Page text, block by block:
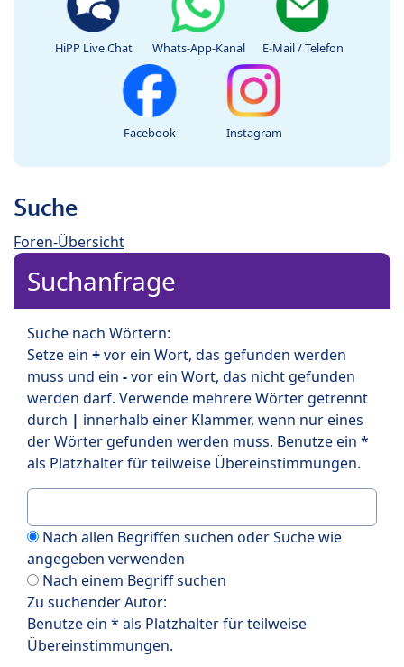
HiPP Live Chat Whats-App-Kanal E-Mail / Telefon
Facebook Instagram
Suche
Foren-Übersicht
Suchanfrage
Suche nach Wörtern:
Setze ein +vor ein Wort, das gefunden werden
muss und ein -vor ein Wort, das nicht gefunden
werden darf. Verwende mehrere Wörter getrennt
durch | innerhalb einer Klammer, wenn nur eines
der Wörter gefunden werden muss. Benutze ein *
als Platzhalter für teilweise Übereinstimmungen.
Nach allen Begriffen suchen oder Suche wie
angegeben verwenden
Nach einem Begriff suchen
Zu suchender Autor:
Benutze ein * als Platzhalter für teilweise
Übereinstimmungen.